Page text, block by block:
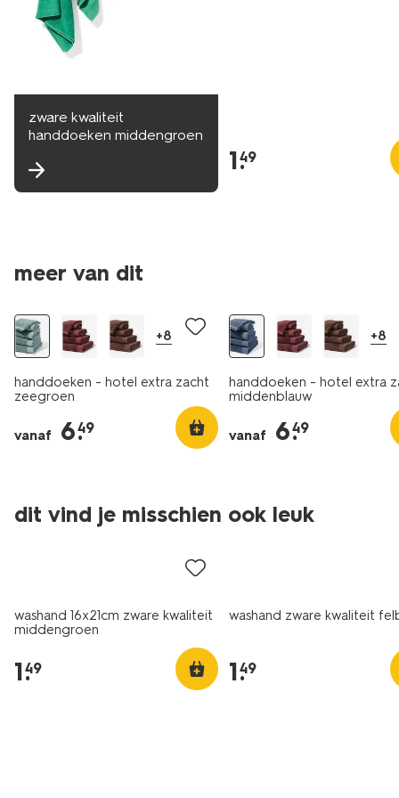
zware kwaliteit
handdoeken middengroen
1.
49
meer van dit
+8
handdoeken - hotel extra zacht
zeegroen
vanaf 6.
49
+8
handdoeken - hotel extra
middenblauw
vanaf 6.
49
dit vind je misschien ook leuk
nieuw
washand 16x21cm zware kwaliteit
middengroen
1.
49
washand zware kwaliteit
1.
49